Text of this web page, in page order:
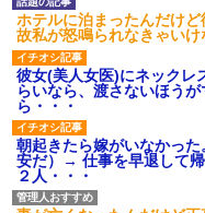
ホテルに泊まったんだけ
故私が怒鳴られなきゃい
彼女(美人女医)にネックレ
らいなら、渡さないほう
ら・・・
朝起きたら嫁がいなかっ
安だ）→ 仕事を早退して
２人・・・